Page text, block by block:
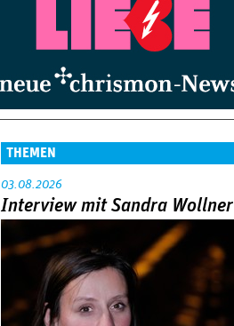
THEMEN
03.08.2026
Interview mit Sandra Wollner